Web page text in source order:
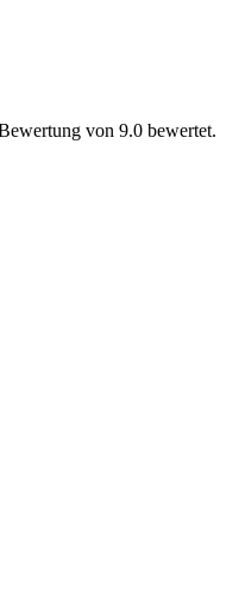
von 9.0 bewertet.